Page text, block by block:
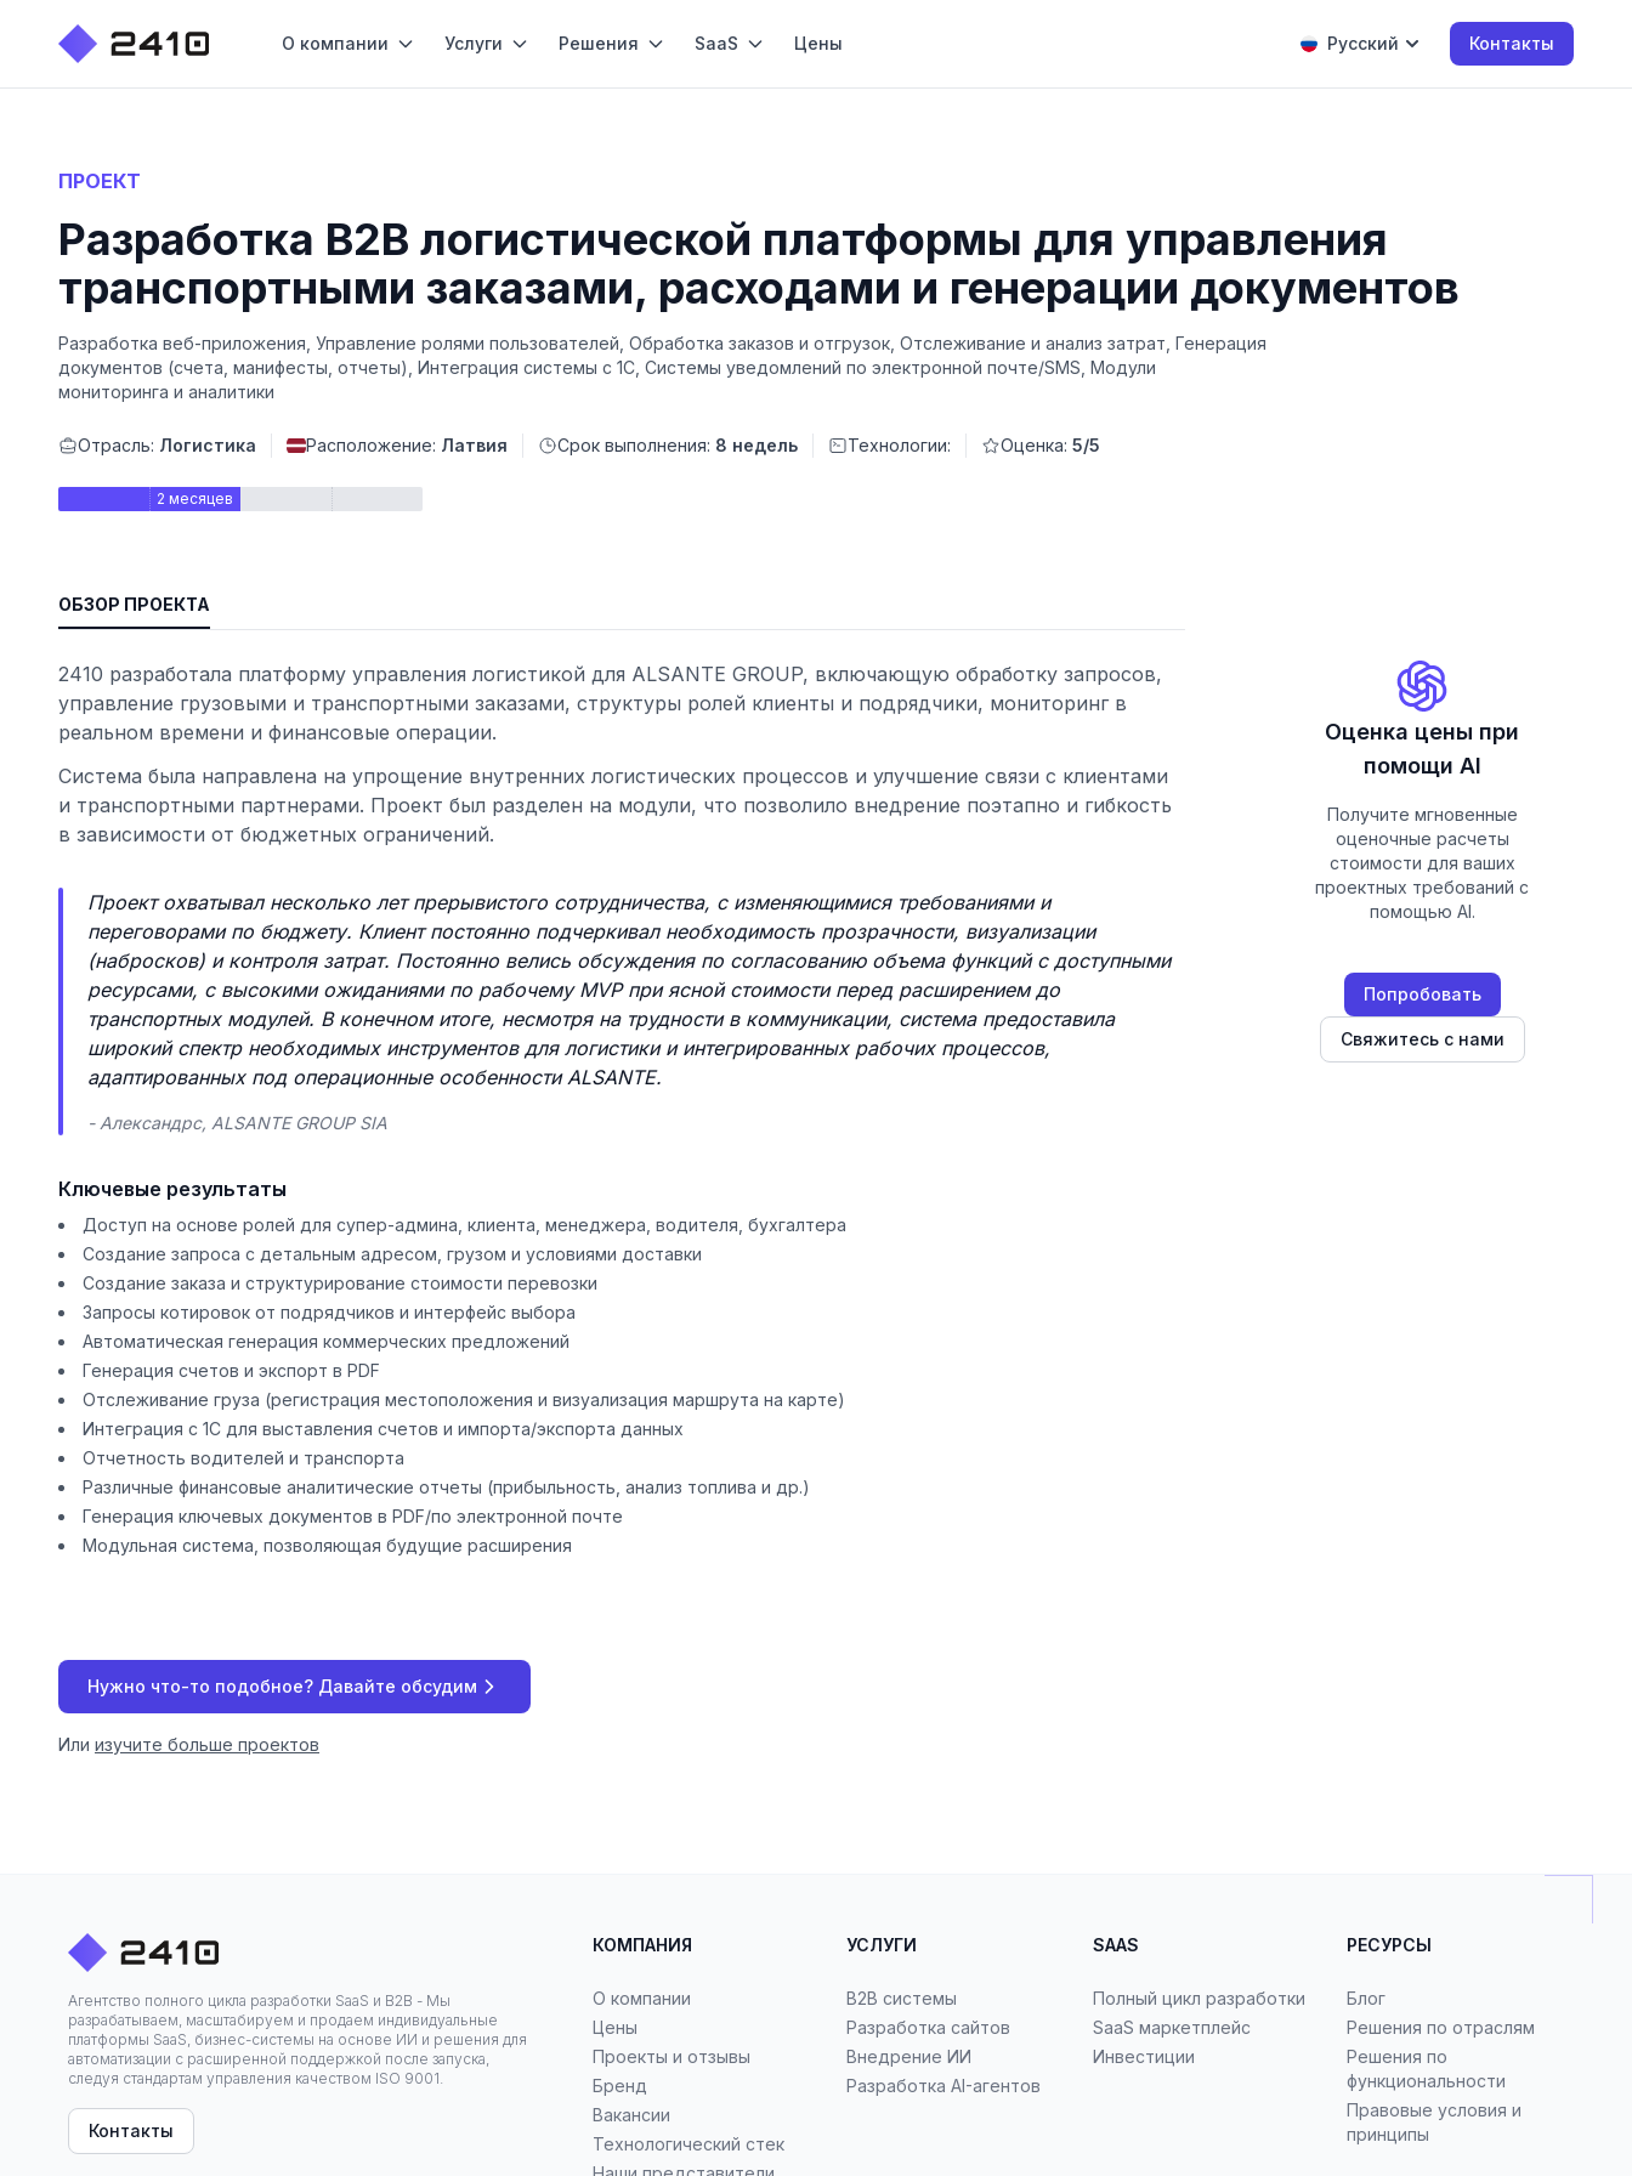
О компании Услуги Решения SaaS Цены Русский Контакты
ПРОЕКТ
Разработка B2B логистической платформы для управления
транспортными заказами, расходами и генерации документов
Разработка веб-приложения, Управление ролями пользователей, Обработка заказов и отгрузок, Отслеживание и анализ затрат, Генерация
документов (счета, манифесты, отчеты), Интеграция системы с 1С, Системы уведомлений по электронной почте/SMS, Модули
мониторинга и аналитики
Отрасль: Логистика Расположение: Латвия Срок выполнения: 8 недель Технологии: Оценка: 5/5
2 месяцев
ОБЗОР ПРОЕКТА
2410 разработала платформу управления логистикой для ALSANTE GROUP, включающую обработку запросов,
управление грузовыми и транспортными заказами, структуры ролей клиенты и подрядчики, мониторинг в
реальном времени и финансовые операции.
Система была направлена на упрощение внутренних логистических процессов и улучшение связи с клиентами
и транспортными партнерами. Проект был разделен на модули, что позволило внедрение поэтапно и гибкость
в зависимости от бюджетных ограничений.
Проект охватывал несколько лет прерывистого сотрудничества, с изменяющимися требованиями и
переговорами по бюджету. Клиент постоянно подчеркивал необходимость прозрачности, визуализации
(набросков) и контроля затрат. Постоянно велись обсуждения по согласованию объема функций с доступными
ресурсами, с высокими ожиданиями по рабочему MVP при ясной стоимости перед расширением до
транспортных модулей. В конечном итоге, несмотря на трудности в коммуникации, система предоставила
широкий спектр необходимых инструментов для логистики и интегрированных рабочих процессов,
адаптированных под операционные особенности ALSANTE.
- Александрс, ALSANTE GROUP SIA
Ключевые результаты
Доступ на основе ролей для супер-админа, клиента, менеджера, водителя, бухгалтера
Создание запроса с детальным адресом, грузом и условиями доставки
Создание заказа и структурирование стоимости перевозки
Запросы котировок от подрядчиков и интерфейс выбора
Автоматическая генерация коммерческих предложений
Генерация счетов и экспорт в PDF
Отслеживание груза (регистрация местоположения и визуализация маршрута на карте)
Интеграция с 1С для выставления счетов и импорта/экспорта данных
Отчетность водителей и транспорта
Различные финансовые аналитические отчеты (прибыльность, анализ топлива и др.)
Генерация ключевых документов в PDF/по электронной почте
Модульная система, позволяющая будущие расширения
Оценка цены при
помощи AI
Получите мгновенные
оценочные расчеты
стоимости для ваших
проектных требований с
помощью AI.
Попробовать
Свяжитесь с нами
Нужно что-то подобное? Давайте обсудим
Или изучите больше проектов
Агентство полного цикла разработки SaaS и B2B - Мы
разрабатываем, масштабируем и продаем индивидуальные
платформы SaaS, бизнес-системы на основе ИИ и решения для
автоматизации с расширенной поддержкой после запуска,
следуя стандартам управления качеством ISO 9001.
Контакты
КОМПАНИЯ
О компании
Цены
Проекты и отзывы
Бренд
Вакансии
Технологический стек
УСЛУГИ
B2B системы
Разработка сайтов
Внедрение ИИ
Разработка AI-агентов
SAAS
Полный цикл разработки
SaaS маркетплейс
Инвестиции
РЕСУРСЫ
Блог
Решения по отраслям
Решения по
функциональности
Правовые условия и
принципы